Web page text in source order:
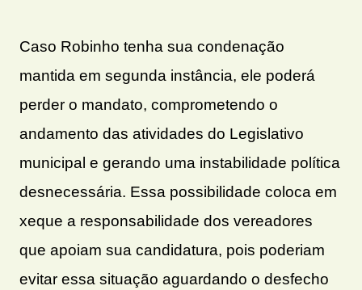
Caso Robinho tenha sua condenação
mantida em segunda instância, ele poderá
perder o mandato, comprometendo o
andamento das atividades do Legislativo
municipal e gerando uma instabilidade política
desnecessária. Essa possibilidade coloca em
xeque a responsabilidade dos vereadores
que apoiam sua candidatura, pois poderiam
evitar essa situação aguardando o desfecho